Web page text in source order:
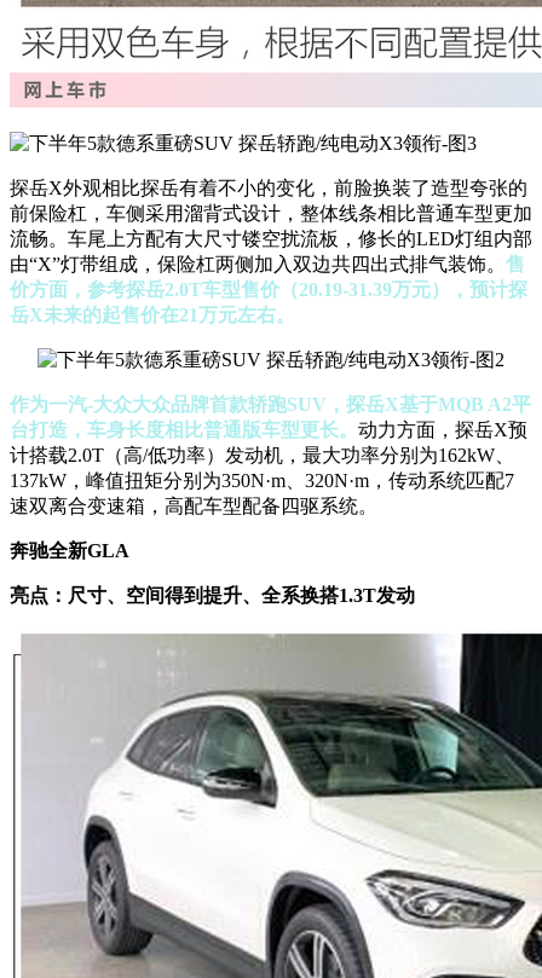
探岳X外观相比探岳有着不小的变化，前脸换装了造型夸张的
前保险杠，车侧采用溜背式设计，整体线条相比普通车型更加
流畅。车尾上方配有大尺寸镂空扰流板，修长的LED灯组内部
由“X”灯带组成，保险杠两侧加入双边共四出式排气装饰。 售
价方面，参考探岳2.0T车型售价（20.19-31.39万元），预计探
岳X未来的起售价在21万元左右。
作为一汽-大众大众品牌首款轿跑SUV，探岳X基于MQB A2平
台打造，车身长度相比普通版车型更长。 动力方面，探岳X预
计搭载2.0T（高/低功率）发动机，最大功率分别为162kW、
137kW，峰值扭矩分别为350N·m、320N·m，传动系统匹配7
速双离合变速箱，高配车型配备四驱系统。
奔驰全新GLA
亮点：尺寸、空间得到提升、全系换搭1.3T发动